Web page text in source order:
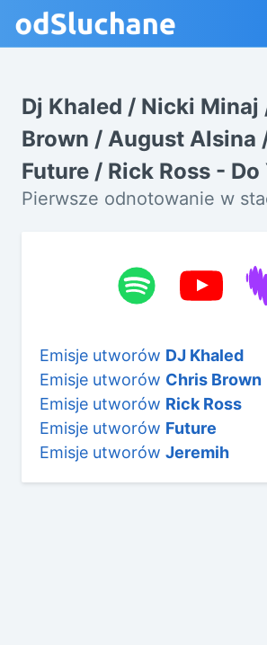
Dj Khaled / Nicki Minaj
Brown / August Alsina
Future / Rick Ross - Do
Pierwsze odnotowanie w
Emisje utworów DJ Khaled
Emisje utworów Chris Brown
Emisje utworów Rick Ross
Emisje utworów Future
Emisje utworów Jeremih